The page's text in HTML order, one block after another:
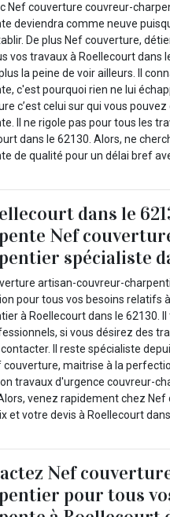
Nef couverture couvreur-
deviendra comme neuve
De plus Nef couverture,
vos travaux à Roellecourt dans
la peine de voir ailleurs. Il
c'est pourquoi rien ne lui
c’est celui sur qui vous
Il ne rigole pas pour tous les
dans le 62130. Alors, ne
de qualité pour un délai bref
dans le
Nef
spécialiste
artisan-couvreur-
pour tous vos besoins relatifs
à Roellecourt dans le 62130.
si vous désirez des
Il reste spécialiste
couverture, maitrise à la
travaux d'urgence couvreur-
venez rapidement chez
et votre devis à Roellecourt
Nef
pour tous